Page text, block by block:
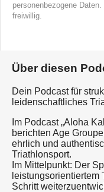
personenbezogene
freiwillig.
Über diesen
Dein Podcast für
leidenschaftliches
Im Podcast „Aloha
berichten Age
ehrlich und
Triathlonsport.
Im Mittelpunkt: Der
leistungsorientiertem
Schritt